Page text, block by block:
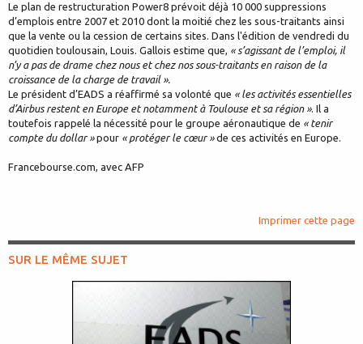
Le plan de restructuration Power8 prévoit déjà 10 000 suppressions
d’emplois entre 2007 et 2010 dont la moitié chez les sous-traitants ainsi
que la vente ou la cession de certains sites. Dans l'édition de vendredi du
quotidien toulousain, Louis. Gallois estime que, « s’agissant de l’emploi, il
n’y a pas de drame chez nous et chez nos sous-traitants en raison de la
croissance de la charge de travail ».
Le président d’EADS a réaffirmé sa volonté que « les activités essentielles
d’Airbus restent en Europe et notamment à Toulouse et sa région ». Il a
toutefois rappelé la nécessité pour le groupe aéronautique de « tenir
compte du dollar »pour « protéger le cœur »de ces activités en Europe.
Francebourse.com, avec AFP
Imprimer cette page
SUR LE MÊME SUJET